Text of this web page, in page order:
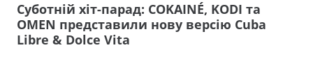
Суботній хіт-парад: COKAINÉ, KODI та
OMEN представили нову версію Cuba
Libre & Dolce Vita